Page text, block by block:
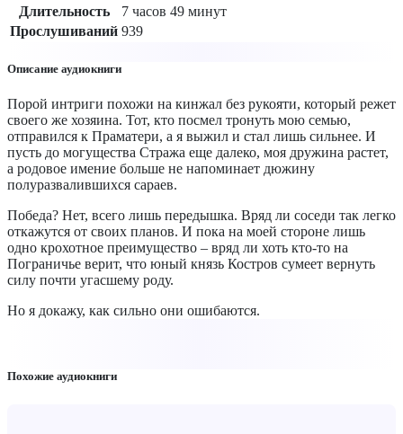
Длительность
7 часов 49 минут
Прослушиваний 939
Описание аудиокниги
Порой интриги похожи на кинжал без рукояти, который режет
своего же хозяина. Тот, кто посмел тронуть мою семью,
отправился к Праматери, а я выжил и стал лишь сильнее. И
пусть до могущества Стража еще далеко, моя дружина растет,
а родовое имение больше не напоминает дюжину
полуразвалившихся сараев.
Победа? Нет, всего лишь передышка. Вряд ли соседи так легко
откажутся от своих планов. И пока на моей стороне лишь
одно крохотное преимущество – вряд ли хоть кто-то на
Пограничье верит, что юный князь Костров сумеет вернуть
силу почти угасшему роду.
Но я докажу, как сильно они ошибаются.
Похожие аудиокниги